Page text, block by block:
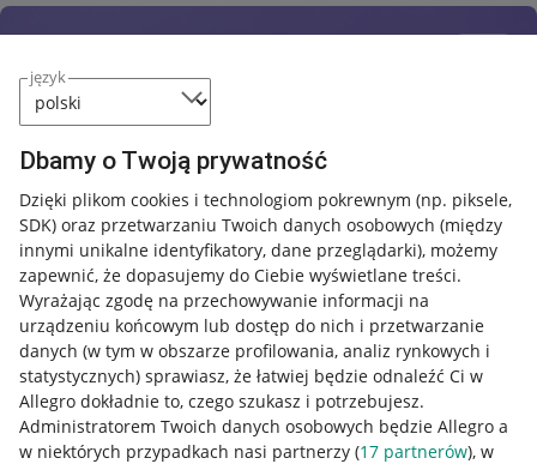
język
Dbamy o Twoją prywatność
Dzięki plikom cookies i technologiom pokrewnym (np. piksele,
SDK) oraz przetwarzaniu Twoich danych osobowych (między
innymi unikalne identyfikatory, dane przeglądarki), możemy
zapewnić, że dopasujemy do Ciebie wyświetlane treści.
Wyrażając zgodę na przechowywanie informacji na
urządzeniu końcowym lub dostęp do nich i przetwarzanie
danych (w tym w obszarze profilowania, analiz rynkowych i
statystycznych) sprawiasz, że łatwiej będzie odnaleźć Ci w
Allegro dokładnie to, czego szukasz i potrzebujesz.
Administratorem Twoich danych osobowych będzie Allegro a
w niektórych przypadkach nasi partnerzy (17 partnerów), w